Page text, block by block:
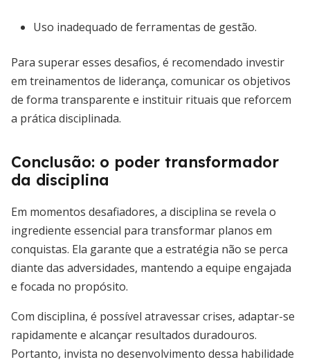
Uso inadequado de ferramentas de gestão.
Para superar esses desafios, é recomendado investir
em treinamentos de liderança, comunicar os objetivos
de forma transparente e instituir rituais que reforcem
a prática disciplinada.
Conclusão: o poder transformador
da disciplina
Em momentos desafiadores, a disciplina se revela o
ingrediente essencial para transformar planos em
conquistas. Ela garante que a estratégia não se perca
diante das adversidades, mantendo a equipe engajada
e focada no propósito.
Com disciplina, é possível atravessar crises, adaptar-se
rapidamente e alcançar resultados duradouros.
Portanto, invista no desenvolvimento dessa habilidade